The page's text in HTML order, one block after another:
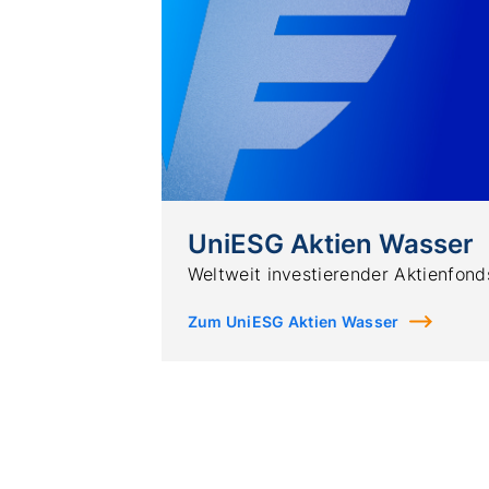
UniESG Aktien Wasser
Weltweit investierender
Zum UniESG Aktien Wasser